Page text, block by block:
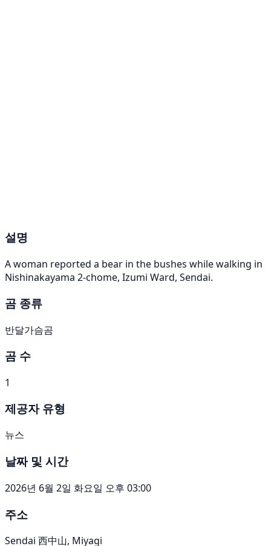
설명
A woman reported a bear in the bushes while walking in
Nishinakayama 2-chome, Izumi Ward, Sendai.
곰 종류
반달가슴곰
곰 수
1
제공자 유형
뉴스
날짜 및 시간
2026년 6월 2일 화요일 오후 03:00
주소
Sendai 西中山, Miyagi